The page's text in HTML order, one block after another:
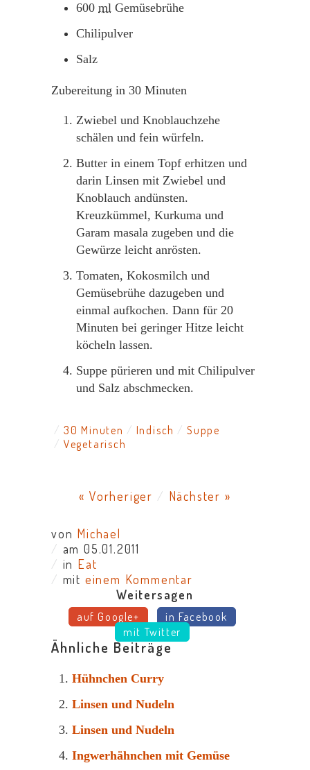
600 ml Gemüsebrühe
Chilipulver
Salz
Zubereitung in 30 Minuten
Zwiebel und Knoblauchzehe
schälen und fein würfeln.
Butter in einem Topf erhitzen und
darin Linsen mit Zwiebel und
Knoblauch andünsten.
Kreuzkümmel, Kurkuma und
Garam masala zugeben und die
Gewürze leicht anrösten.
Tomaten, Kokosmilch und
Gemüsebrühe dazugeben und
einmal aufkochen. Dann für 20
Minuten bei geringer Hitze leicht
köcheln lassen.
Suppe pürieren und mit Chilipulver
und Salz abschmecken.
30 Minuten Indisch
Suppe
Vegetarisch
« Vorheriger / Nächster »
von Michael
/ am 05.01.2011
/ in Eat
/ mit einem Kommentar
Weitersagen
auf Google+
in Facebook
mit Twitter
Ähnliche Beiträge
Hühnchen Curry
Linsen und Nudeln
Linsen und Nudeln
Ingwerhähnchen mit Gemüse